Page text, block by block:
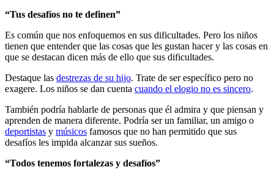
“Tus desafíos no te definen”
Es común que nos enfoquemos en sus dificultades. Pero los niños
tienen que entender que las cosas que les gustan hacer y las cosas en
que se destacan dicen más de ello que sus dificultades.
Destaque las destrezas de su hijo. Trate de ser específico pero no
exagere. Los niños se dan cuenta cuando el elogio no es sincero.
También podría hablarle de personas que él admira y que piensan y
aprenden de manera diferente. Podría ser un familiar, un amigo o
deportistas y músicos famosos que no han permitido que sus
desafíos les impida alcanzar sus sueños.
“Todos tenemos fortalezas y desafíos”